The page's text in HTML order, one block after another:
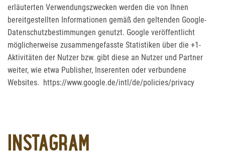
erläuterten Verwendungszwecken werden die von Ihnen
bereitgestellten Informationen gemäß den geltenden Google-
Datenschutzbestimmungen genutzt. Google veröffentlicht
möglicherweise zusammengefasste Statistiken über die +1-
Aktivitäten der Nutzer bzw. gibt diese an Nutzer und Partner
weiter, wie etwa Publisher, Inserenten oder verbundene
Websites. https://www.google.de/intl/de/policies/privacy
INSTAGRAM